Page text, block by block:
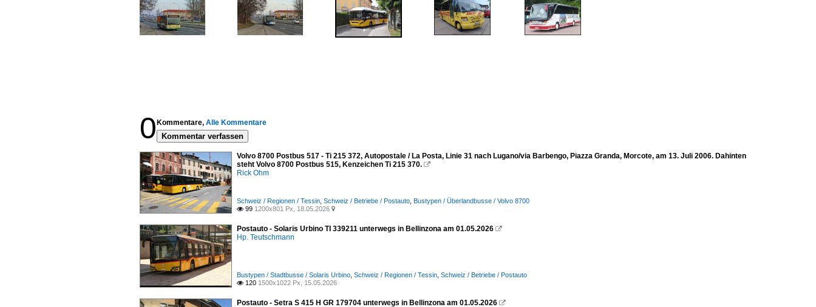
0 Kommentare, Alle Kommentare
Kommentar verfassen
Volvo 8700 Postbus 517 - Ti 215 372, Autopostale / La Posta, Linie 31 nach Lugano/via Barbengo, Piazza Granda, Morcote, am 13. Juli 2006. Dahinten
steht Volvo 8700 Postbus 515, Kenzeichen Ti 215 370. 
Rick Ohm
Schweiz / Regionen / Tessin Schweiz / Betriebe / Postauto Bustypen / Überlandbusse / Volvo 8700
 99 1200x801 Px, 18.05.2026 
Postauto - Solaris Urbino TI 339211 unterwegs in Bellinzona am 01.05.2026 
Hp. Teutschmann
Bustypen / Stadtbusse / Solaris Urbino Schweiz / Regionen / Tessin Schweiz / Betriebe / Postauto
 120 1500x1022 Px, 15.05.2026
Postauto - Setra S 415 H GR 179704 unterwegs in Bellinzona am 01.05.2026 